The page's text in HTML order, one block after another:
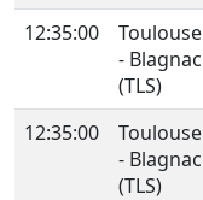
12:35:00
Toulouse
- Blagnac
(TLS)
12:35:00
Toulouse
- Blagnac
(TLS)